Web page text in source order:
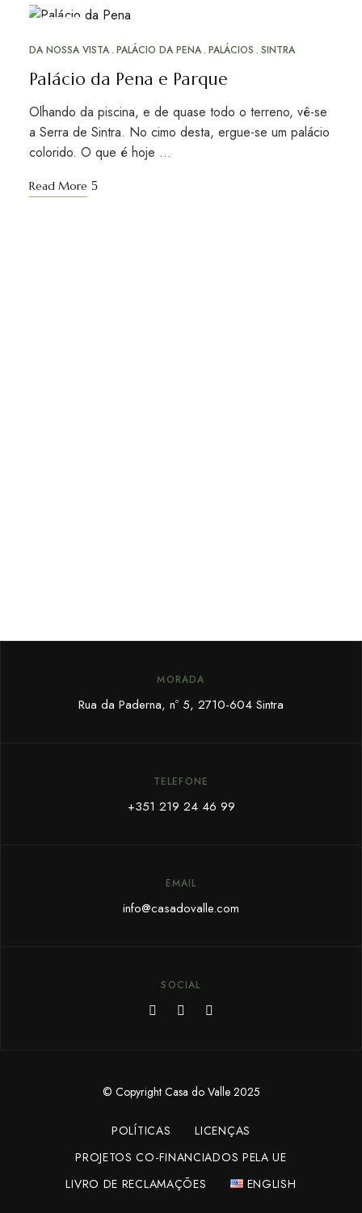
19
DA NOSSA VISTA PALÁCIO DA PENA PALÁCIOS SINTRA
Palácio da Pena e Parque
Olhando da piscina, e de quase todo o terreno, vê-se
a Serra de Sintra. No cimo desta, ergue-se um palácio
colorido. O que é hoje …
Read More
MORADA
Rua da Paderna, nº 5, 2710-604 Sintra
TELEFONE
+351 219 24 46 99
EMAIL
info@casadovalle.com
SOCIAL
© Copyright Casa do Valle 2025
POLÍTICAS
LICENÇAS
PROJETOS CO-FINANCIADOS PELA UE
LIVRO DE RECLAMAÇÕES
ENGLISH